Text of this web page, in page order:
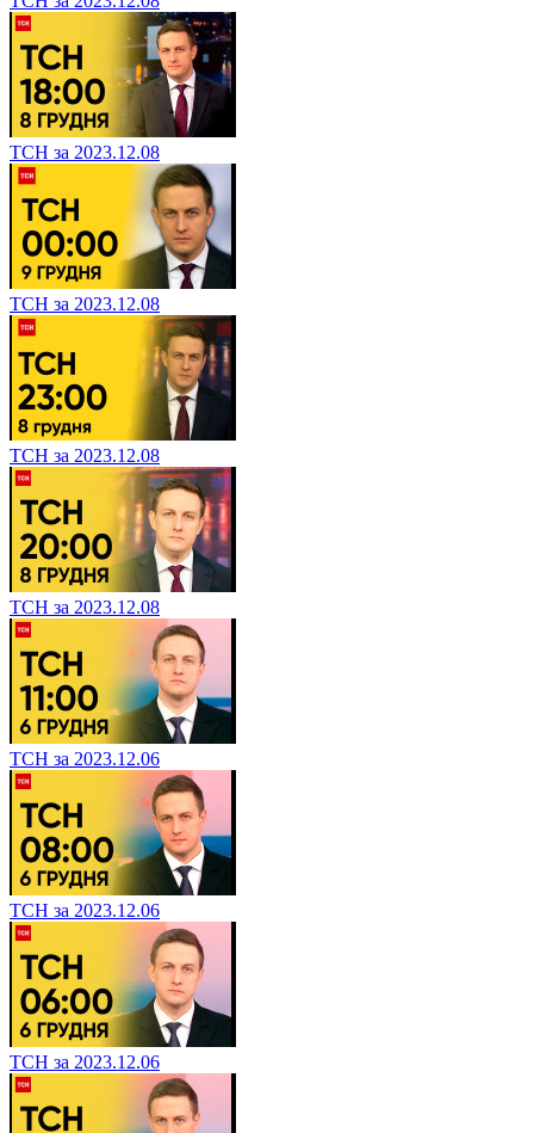
ТСН за 2023.12.08
ТСН за 2023.12.08
ТСН за 2023.12.08
ТСН за 2023.12.08
ТСН за 2023.12.06
ТСН за 2023.12.06
ТСН за 2023.12.06